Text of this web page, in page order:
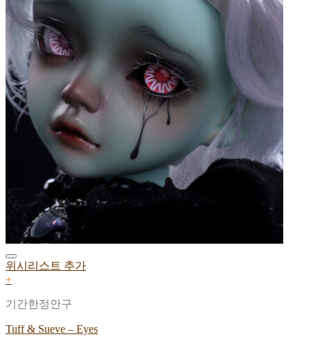
위시리스트 추가
+
기간한정안구
Tuff & Sueve – Eyes